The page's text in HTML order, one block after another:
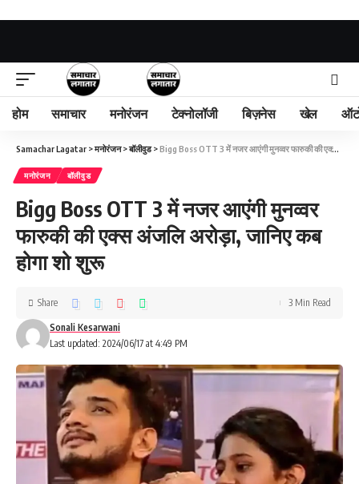
होम समाचार मनोरंजन टेक्नोलॉजी बिज़नेस खेल
Samachar Lagatar >मनोरंजन>बॉलीवुड>Bigg Boss OTT 3 में नजर आएंगी मुनव्वर फारुकी की एक्स अंजलि अरोड़ा, जानिए कब होगा शो शुरू
मनोरंजन बॉलीवुड
Bigg Boss OTT 3 में नजर आएंगी मुनव्वर
फारुकी की एक्स अंजलि अरोड़ा, जानिए कब
होगा शो शुरू
Last updated: 2024/06/17 at 4:49 PM
Sonali Kesarwani
Share 3 Min Read